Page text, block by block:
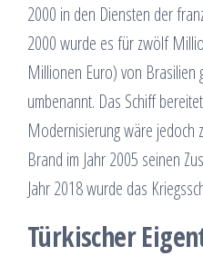
2000 in den Diensten der
2000 wurde es für zwölf
Millionen Euro) von Brasilien
umbenannt. Das Schiff
Modernisierung wäre jedoch
Brand im Jahr 2005 seinen
Jahr 2018 wurde das
Türkischer